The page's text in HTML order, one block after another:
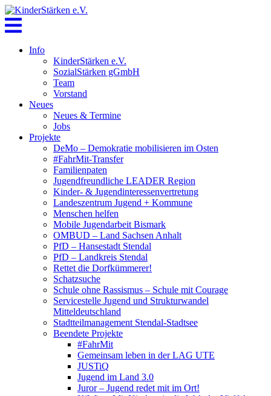
Skip
to
content
Info
KinderStärken e.V.
SozialStärken gGmbH
Team
Vorstand
Neues
Neues & Termine
Jobs
Projekte
DeMo – Demokratie mobilisieren im Osten
#FahrMit-Transfer
Familienpaten
Jugendfreundliche LEADER Region
Kinder- & Jugendinteressenvertretung
Landeszentrum Jugend + Kommune
Menschen helfen
Mobile Jugendarbeit Bismark
OMBUD – Land Sachsen Anhalt
PfD – Hansestadt Stendal
PfD – Landkreis Stendal
Rettet die Dorfkümmerer!
Schatzsuche
Schule ohne Rassismus – Schule mit Courage
Servicestelle Jugend und Strukturwandel
Mitteldeutschland
Stadtteilmanagement Stendal-Stadtsee
Beendete Projekte
#FahrMit
Gemeinsam leben in der LAG UTE
JUSTiQ
Jugend im Land 3.0
Juror – Jugend redet mit im Ort!